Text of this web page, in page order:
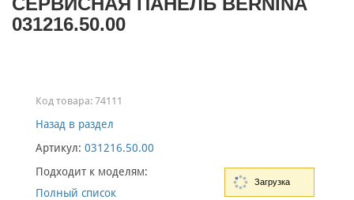
031216.50.00
Код товара: 74111
Назад в раздел
Артикул: 031216.50.00
Подходит к моделям:
Полный список
Загрузка